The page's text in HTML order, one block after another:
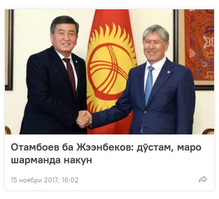
Отамбоев ба Жээнбеков: дӯстам, маро
шарманда накун
15 ноябри 2017, 16:02